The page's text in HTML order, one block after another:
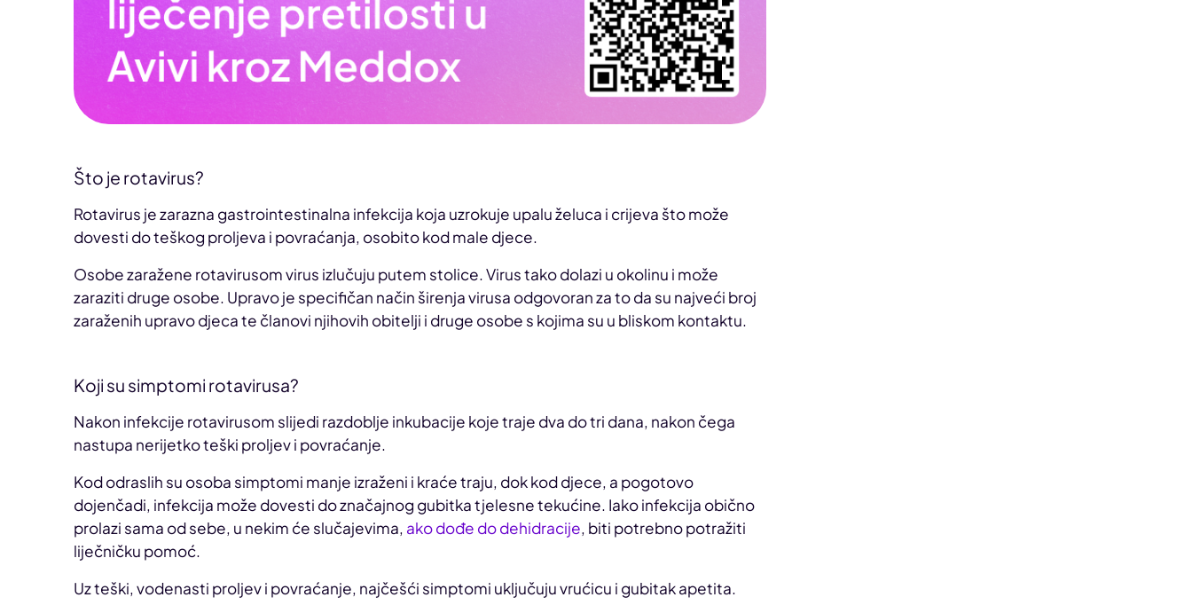
Što je rotavirus?
Rotavirus je zarazna gastrointestinalna infekcija koja uzrokuje upalu želuca i crijeva što može
dovesti do teškog proljeva i povraćanja, osobito kod male djece.
Osobe zaražene rotavirusom virus izlučuju putem stolice. Virus tako dolazi u okolinu i može
zaraziti druge osobe. Upravo je specifičan način širenja virusa odgovoran za to da su najveći broj
zaraženih upravo djeca te članovi njihovih obitelji i druge osobe s kojima su u bliskom kontaktu.
Koji su simptomi rotavirusa?
Nakon infekcije rotavirusom slijedi razdoblje inkubacije koje traje dva do tri dana, nakon čega
nastupa nerijetko teški proljev i povraćanje.
Kod odraslih su osoba simptomi manje izraženi i kraće traju, dok kod djece, a pogotovo
dojenčadi, infekcija može dovesti do značajnog gubitka tjelesne tekućine. Iako infekcija obično
prolazi sama od sebe, u nekim će slučajevima, ako dođe do dehidracije, biti potrebno potražiti
liječničku pomoć.
Uz teški, vodenasti proljev i povraćanje, najčešći simptomi uključuju vrućicu i gubitak apetita.